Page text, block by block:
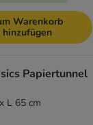
Warenkorb
hinzufügen
Papiertunnel
L 65 cm